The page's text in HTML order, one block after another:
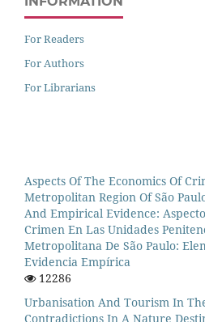
For Readers
For Authors
For Librarians
Aspects Of The Economics Of
Metropolitan Region Of São
And Empirical Evidence:
Crimen En Las Unidades
Metropolitana De São Paulo:
Evidencia Empírica
12286
Urbanisation And Tourism In
Contradictions In A Nature